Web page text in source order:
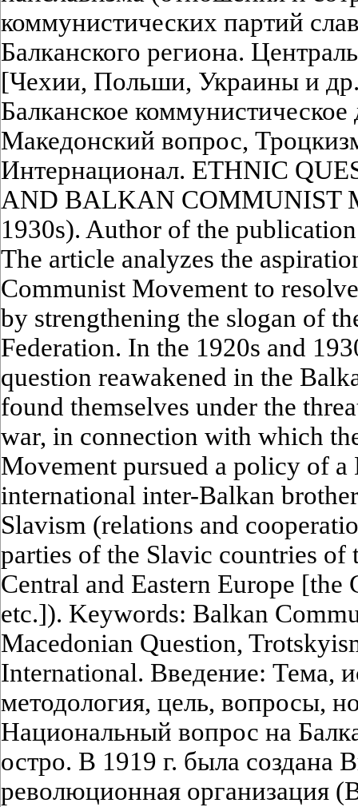
коммунистических партий
Балканского региона.
[Чехии, Польши, Украины и
Балканское
Македонский вопрос,
Интернационал. ETHNIC
AND BALKAN COMMUNIST
1930s). Author of the
The article analyzes the
Communist Movement to
by strengthening the slogan of
Federation. In the 1920s and
question reawakened in the
found themselves under the
war, in connection with which
Movement pursued a policy of a
international inter-Balkan
Slavism (relations and
parties of the Slavic countries of
Central and Eastern Europe [the
etc.]). Keywords: Balkan
Macedonian Question,
International. Введение: Тема,
методология, цель, вопросы,
Национальный вопрос на
остро. В 1919 г. была создана
революционная организация